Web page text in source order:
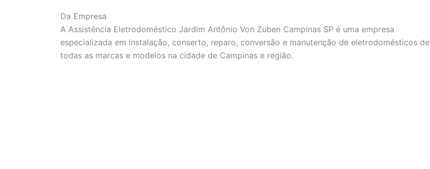
Da Empresa
A Assistência Eletrodoméstico Jardim Antônio Von Zuben Campinas SP é uma empresa
especializada em instalação, conserto, reparo, conversão e manutenção de eletrodomésticos de
todas as marcas e modelos na cidade de Campinas e região.